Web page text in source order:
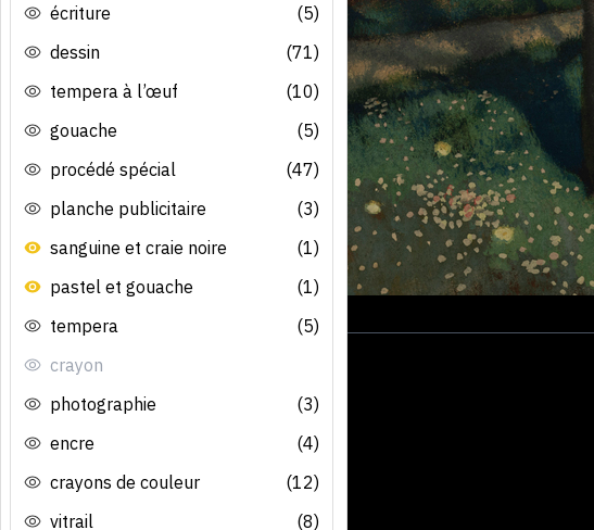
écriture
(5)
dessin
(71)
tempera à l’œuf
(10)
gouache
(5)
procédé spécial
(47)
planche publicitaire
(3)
sanguine et craie noire
(1)
pastel et gouache
(1)
tempera
(5)
crayon
photographie
(3)
encre
(4)
crayons de couleur
(12)
vitrail
(8)